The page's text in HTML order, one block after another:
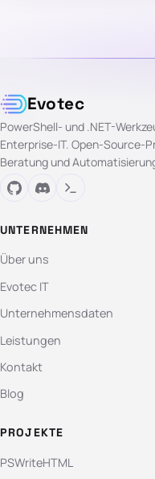
Evotec
PowerShell- und .NET-
Enterprise-IT. Open-Source-
Beratung und
UNTERNEHMEN
Über uns
Evotec IT
Unternehmensdaten
Leistungen
Kontakt
Blog
PROJEKTE
PSWriteHTML